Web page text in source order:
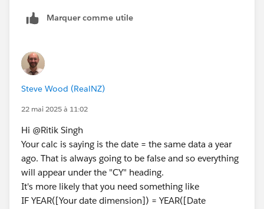
Marquer comme utile
Steve Wood (RealNZ)
22 mai 2025 à 11:02
Hi @Ritik Singh​
Your calc is saying is the date = the same data a year
ago. That is always going to be false and so everything
will appear under the "CY" heading.
It's more likely that you need something like
IF YEAR([Your date dimension]) = YEAR([Date